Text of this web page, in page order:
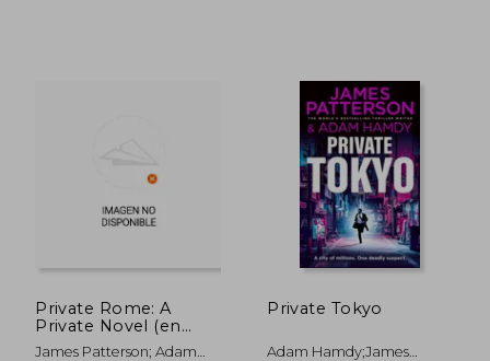
Private Rome: A
Private Novel (en
Inglés)
James Patterson; Adam
Private Tokyo
Adam Hamdy;James